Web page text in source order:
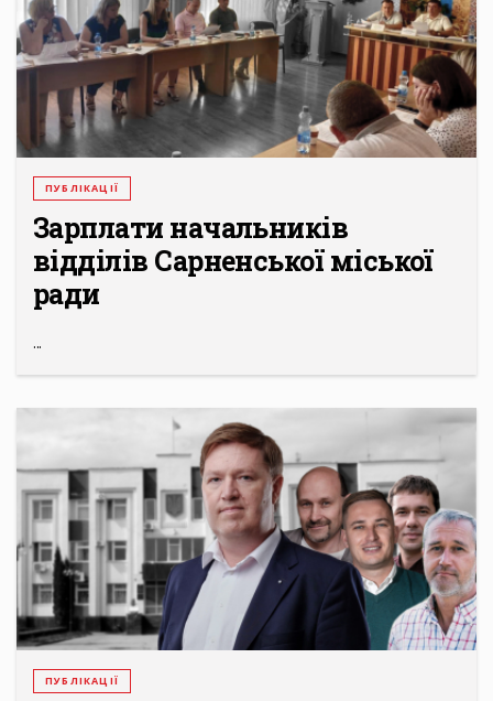
ПУБЛІКАЦІЇ
Зарплати начальників
відділів Сарненської міської
ради
...
ПУБЛІКАЦІЇ